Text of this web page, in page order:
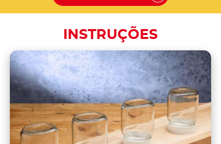
INSTRUÇÕES